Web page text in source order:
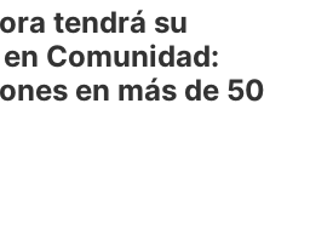
tendrá su
Comunidad:
en más de 50